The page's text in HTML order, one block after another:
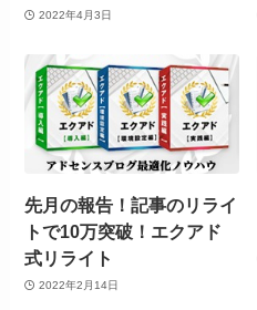
2022年4月3日
先月の報告！記事のリライ
トで10万突破！エクアド
式リライト
2022年2月14日